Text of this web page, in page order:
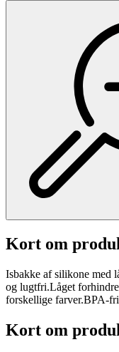
Kort om
Isbakke af silikone med
og lugtfri.Låget
forskellige farver.BPA-
Kort om